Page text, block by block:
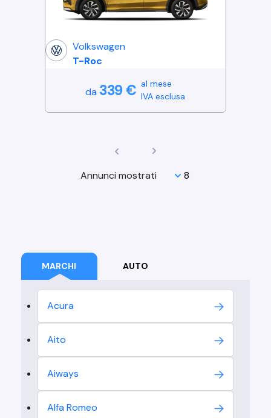
Volkswagen
T-Roc
da 339€ al mese
IVA esclusa
Annunci mostrati
MARCHI AUTO
Acura
Aito
Aiways
Alfa Romeo